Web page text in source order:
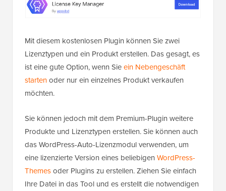
Mit diesem kostenlosen Plugin können Sie zwei
Lizenztypen und ein Produkt erstellen. Das gesagt, es
ist eine gute Option, wenn Sieein Nebengeschäft
startenoder nur ein einzelnes Produkt verkaufen
möchten.
Sie können jedoch mit dem Premium-Plugin weitere
Produkte und Lizenztypen erstellen. Sie können auch
das WordPress-Auto-Lizenzmodul verwenden, um
eine lizenzierte Version eines beliebigen WordPress-
Themesoder Plugins zu erstellen. Ziehen Sie einfach
Ihre Datei in das Tool und es erstellt die notwendigen